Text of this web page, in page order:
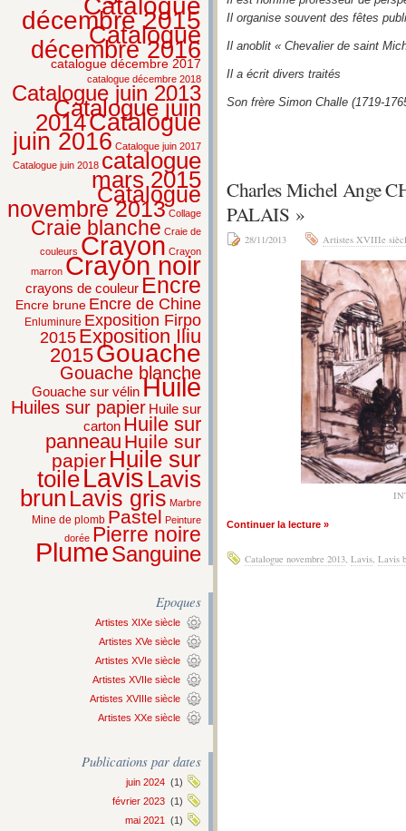
Catalogue
décembre 2015
Catalogue
décembre 2016
catalogue décembre 2017
catalogue décembre 2018
Catalogue juin 2013
Catalogue juin
2014Catalogue
juin 2016 Catalogue juin 2017
Catalogue juin 2018 catalogue
mars 2015
Catalogue
novembre 2013 Collage
Craie blanche Craie de
couleurs Crayon Crayon
marron Crayon noir
crayons de couleur Encre
Encre brune Encre de Chine
Enluminure Exposition Firpo
2015 Exposition Iliu
2015Gouache
Gouache blanche
Gouache sur vélinHuile
Huiles sur papier Huile sur
carton Huile sur
panneau Huile sur
papier Huile sur
toileLavis Lavis
brun Lavis gris Marbre
Mine de plomb Pastel Peinture
dorée Pierre noire
PlumeSanguine
Epoques
Artistes XIXe siècle
Artistes XVe siècle
Artistes XVIe siècle
Artistes XVIIe siècle
Artistes XVIIIe siècle
Artistes XXe siècle
Publications par dates
juin 2024 (1)
février 2023 (1)
mai 2021
(1)
Il organise souvent des fêtes
Il anoblit « Chevalier de saint
Il a écrit divers traités
Son frère Simon Challe (1719-
Charles Michel Ange
PALAIS »
28/11/2013 Artistes XVIIIe
Continuer la lecture »
Catalogue novembre 2013, Lavis, Lavis